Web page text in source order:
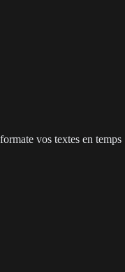
vos textes en temps